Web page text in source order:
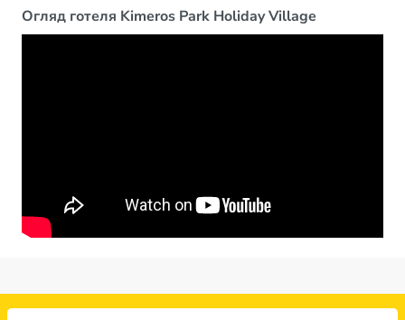
Огляд готеля Kimeros Park Holiday Village